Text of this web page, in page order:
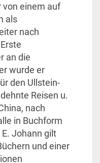
einem auf
als
nach
an die
wurde er
den Ullstein-
Reisen u.
nach
in Buchform
Johann gilt
und einer